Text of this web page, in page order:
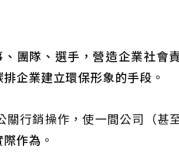
團隊、選手，營造企業社會
企業建立環保形象的手段 。
行銷操作，使一間公司（甚
作為 。